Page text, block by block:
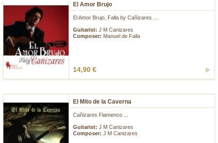
El Amor Brujo
El Amor Brujo, Falla by Cañizares ...
Guitarist: J M Canizares
Composer: Manuel de Falla
14,90 €
El Mito de la Caverna
Cañizares Flamenco ...
Guitarist: J M Canizares
Composer: J M Canizares